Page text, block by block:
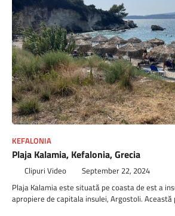
KEFALONIA
Plaja Kalamia, Kefalonia, Grecia
Clipuri Video September 22, 2024
Plaja Kalamia este situată pe coasta de est a
apropiere de capitala insulei, Argostoli.